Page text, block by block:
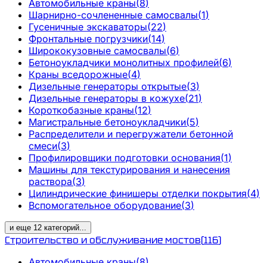
Автомобильные краны(8)
Шарнирно-сочлененные самосвалы(1)
Гусеничные экскаваторы(22)
Фронтальные погрузчики(14)
Ширококузовные самосвалы(6)
Бетоноукладчики монолитных профилей(6)
Краны вседорожные(4)
Дизельные генераторы открытые(3)
Дизельные генераторы в кожухе(21)
Короткобазные краны(12)
Магистральные бетоноукладчики(5)
Распределители и перегружатели бетонной
смеси(3)
Профилировщики подготовки основания(1)
Машины для текстурирования и нанесения
раствора(3)
Цилиндрические финишеры отделки покрытия(4)
Вспомогательное оборудование(3)
и еще 12 категорий...
Строительство и обслуживание мостов(116)